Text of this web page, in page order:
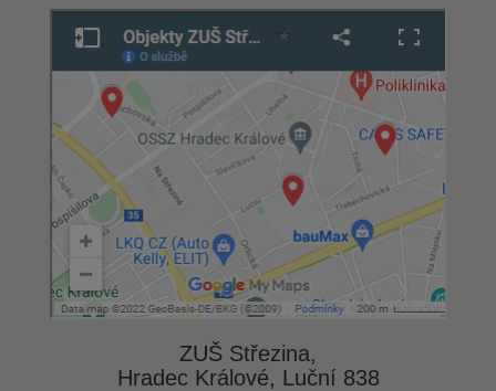
ZUŠ Střezina,
Hradec Králové, Luční 838